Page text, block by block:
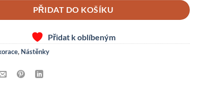
PŘIDAT DO KOŠÍKU
Přidat k oblíbeným
, Nástěnky